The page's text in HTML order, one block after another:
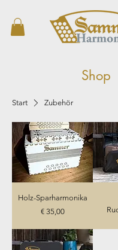
Shop
Start Zubehör
Holz-Sparharmonika
Preis
€ 35,00